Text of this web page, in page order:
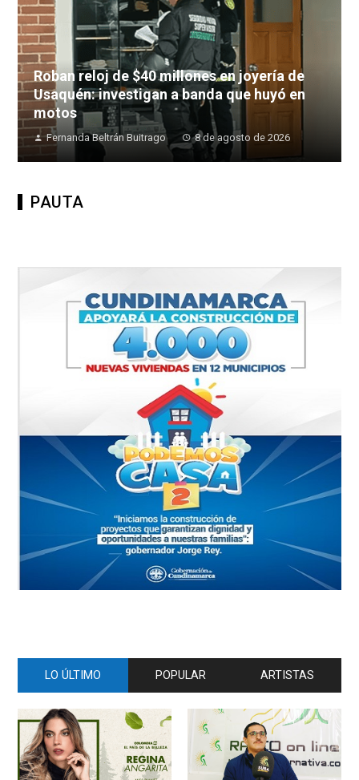
Roban reloj de $40 millones en joyería de
Usaquén: investigan a banda que huyó en
motos
Fernanda Beltrán Buitrago 8 de agosto de 2026
PAUTA
LO ÚLTIMO POPULAR ARTISTAS